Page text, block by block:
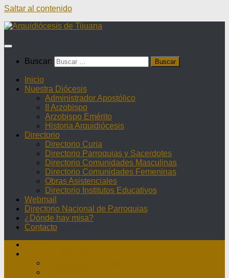
Saltar al contenido
Buscar:
Inicio
Nuestra Diócesis
Administrador Apostólico
II Arzobispo
Arzobispo Emérito
Historia Arquidiócesis
Directorio
Directorio Curia
Directorio Parroquias y Sacerdotes
Directorio Comunidades Masculinas
Directorio Comunidades Femeninas
Obras Asistenciales
Directorio Institutos Educativos
Webmail
Directorio Nacional de Parroquias
¿Dónde hay misa?
Contacto